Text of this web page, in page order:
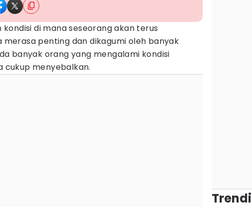
di mana seseorang akan terus
merasa penting dan dikagumi oleh banyak
banyak orang yang mengalami kondisi
cukup menyebalkan.